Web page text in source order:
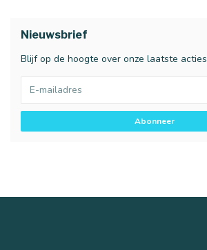
Nieuwsbrief
Blijf op de hoogte over onze laatste acties
Abonneer